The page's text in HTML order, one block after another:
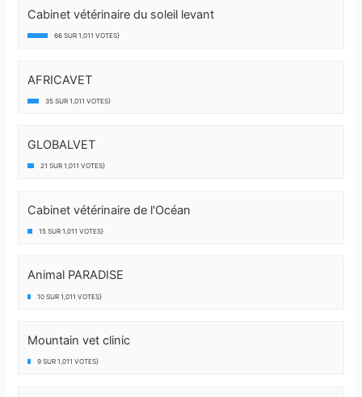
Cabinet vétérinaire du soleil levant
66 SUR 1,011 VOTES}
AFRICAVET
35 SUR 1,011 VOTES}
GLOBALVET
21 SUR 1,011 VOTES}
Cabinet vétérinaire de l'Océan
15 SUR 1,011 VOTES}
Animal PARADISE
10 SUR 1,011 VOTES}
Mountain vet clinic
9 SUR 1,011 VOTES}